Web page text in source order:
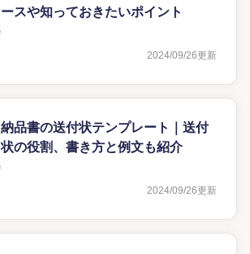
ースや知っておきたいポイント
2024/09/26更新
納品書の送付状テンプレート｜送付
状の役割、書き方と例文も紹介
2024/09/26更新